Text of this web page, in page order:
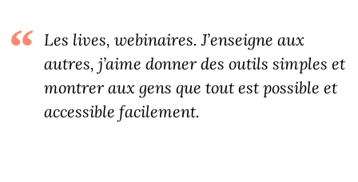
Les lives, webinaires. J’enseigne aux
autres, j’aime donner des outils simples et
montrer aux gens que tout est possible et
accessible facilement.